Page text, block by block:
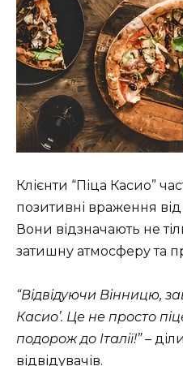
Клієнти “Піца Касио”
позитивні враження
Вони відзначають не
затишну атмосферу та
“Відвідуючи Вінницю,
Касио’. Це не просто
подорож до Італії!”–
відвідувачів.